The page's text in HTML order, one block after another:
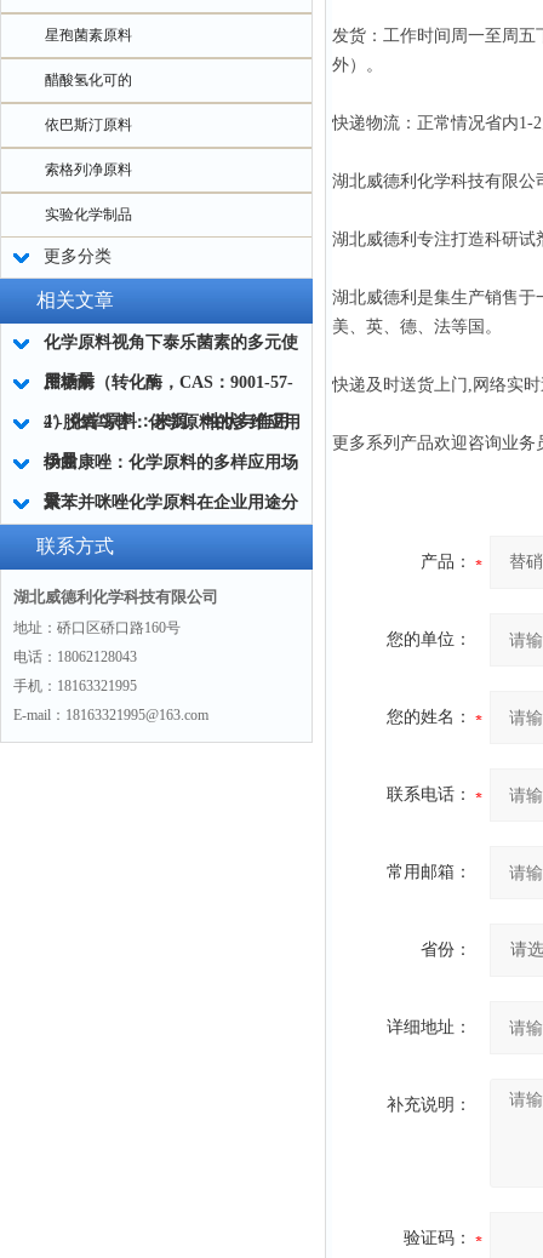
星孢菌素原料
醋酸氢化可的
依巴斯汀原料
索格列净原料
实验化学制品
更多分类
相关文章
化学原料视角下泰乐菌素的多元使
用场景
蔗糖酶（转化酶，CAS：9001-57-
4）化学原料：来源、性状与作用
2'-脱氧鸟苷：化学原料的多维应用
场景
伊曲康唑：化学原料的多样应用场
景
聚苯并咪唑化学原料在企业用途分
析
联系方式
湖北威德利化学科技有限公司
地址：硚口区硚口路160号
电话：18062128043
手机：18163321995
E-mail：18163321995@163.com
发货：工作时间周一至周五
外）。
快递物流：正常情况省内1-
湖北威德利化学科技有限
湖北威德利专注打造科研
湖北威德利是集生产销售
美、英、德、法等国。
快递及时送货上门,网络实
更多系列产品欢迎咨询业务
产品：
您的单位：
您的姓名：
联系电话：
常用邮箱：
省份：
详细地址：
补充说明：
验证码：